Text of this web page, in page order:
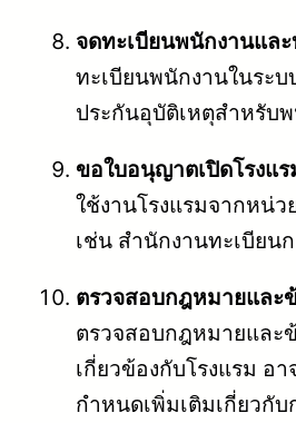
จดทะเบียนพนักงานแล
ทะเบียนพนักงานในระ
ประกันอุบัติเหตุสำหรับ
ขอใบอนุญาตเปิดโรงแร
ใช้งานโรงแรมจากหน่ว
เช่น สำนักงานทะเบียน
ตรวจสอบกฎหมายและ
ตรวจสอบกฎหมายและ
เกี่ยวข้องกับโรงแรม อ
กำหนดเพิ่มเติมเกี่ยวกับ